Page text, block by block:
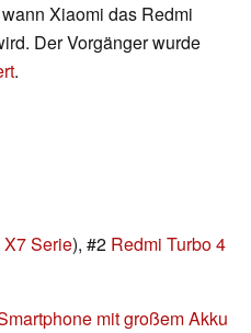
Xiaomi das Redmi
Der Vorgänger wurde
.
X7 Serie), #2 Redmi Turbo 4
mit großem Akku